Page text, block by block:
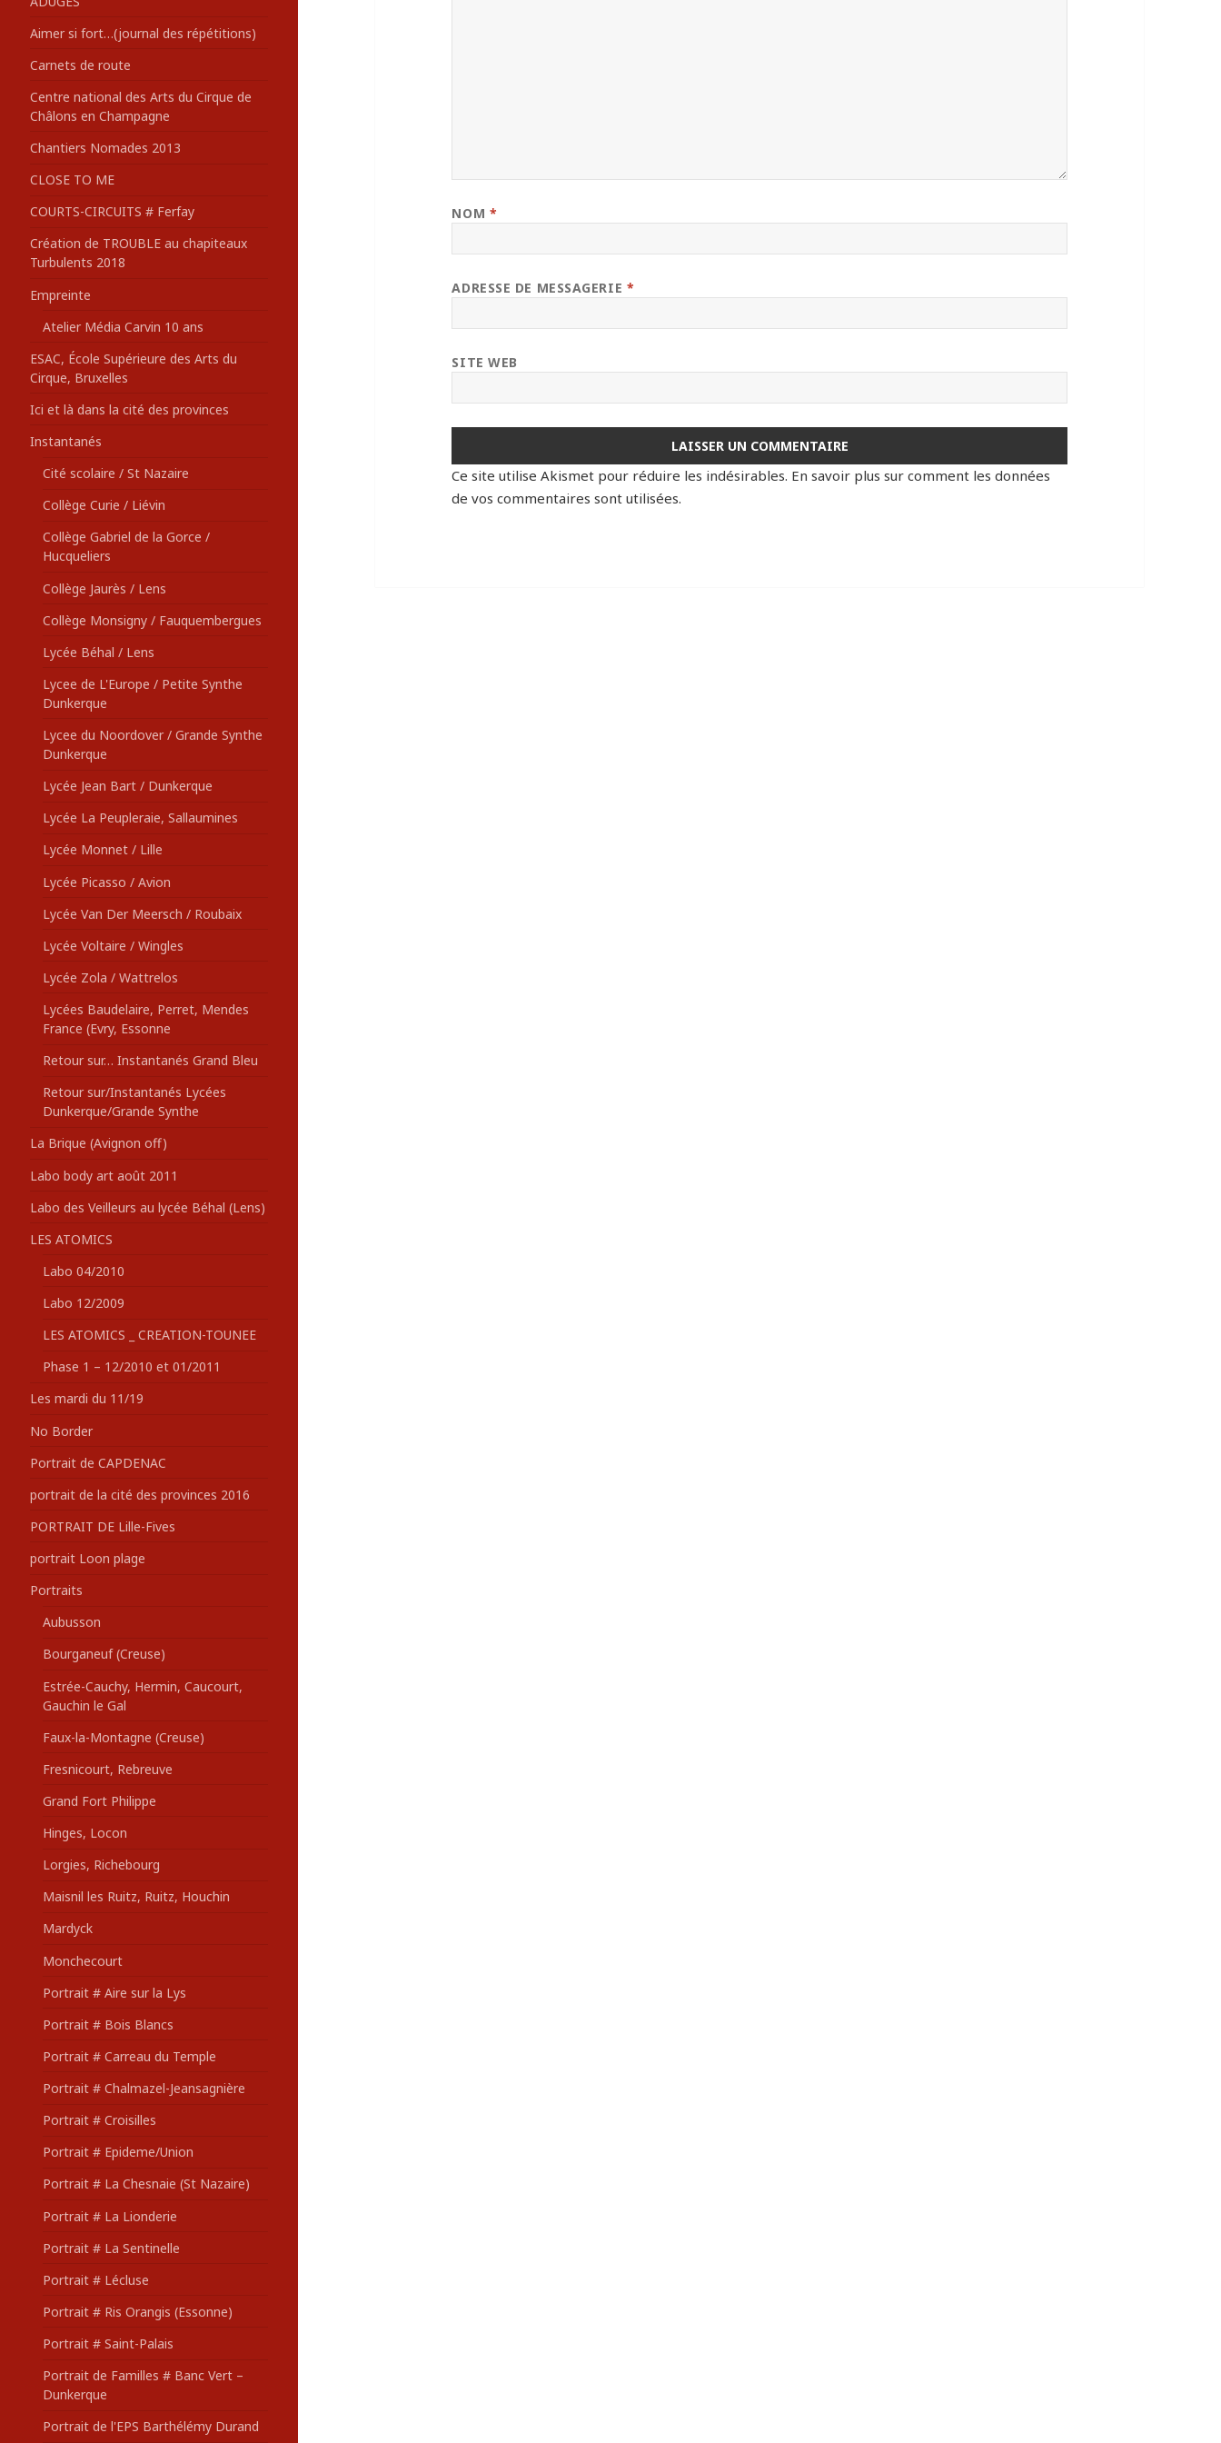
:Aimer si fort…(journal des répétitions)
Carnets de route
Centre national des Arts du Cirque de
Châlons en Champagne
Chantiers Nomades 2013
CLOSE TO ME
COURTS-CIRCUITS # Ferfay
Création de TROUBLE au chapiteaux
Turbulents 2018
Empreinte
Atelier Média Carvin 10 ans
ESAC, École Supérieure des Arts du
Cirque, Bruxelles
Ici et là dans la cité des provinces
Instantanés
Cité scolaire / St Nazaire
Collège Curie / Liévin
Collège Gabriel de la Gorce /
Hucqueliers
Collège Jaurès / Lens
Collège Monsigny / Fauquembergues
Lycée Béhal / Lens
Lycee de L'Europe / Petite Synthe
Dunkerque
Lycee du Noordover / Grande Synthe
Dunkerque
Lycée Jean Bart / Dunkerque
Lycée La Peupleraie, Sallaumines
Lycée Monnet / Lille
Lycée Picasso / Avion
Lycée Van Der Meersch / Roubaix
Lycée Voltaire / Wingles
Lycée Zola / Wattrelos
Lycées Baudelaire, Perret, Mendes
France (Evry, Essonne
Retour sur… Instantanés Grand Bleu
Retour sur/Instantanés Lycées
Dunkerque/Grande Synthe
La Brique (Avignon off)
Labo body art août 2011
Labo des Veilleurs au lycée Béhal (Lens)
LES ATOMICS
Labo 04/2010
Labo 12/2009
LES ATOMICS _ CREATION-TOUNEE
Phase 1 – 12/2010 et 01/2011
Les mardi du 11/19
No Border
Portrait de CAPDENAC
portrait de la cité des provinces 2016
PORTRAIT DE Lille-Fives
portrait Loon plage
Portraits
Aubusson
Bourganeuf (Creuse)
Estrée-Cauchy, Hermin, Caucourt,
Gauchin le Gal
Faux-la-Montagne (Creuse)
Fresnicourt, Rebreuve
Grand Fort Philippe
Hinges, Locon
Lorgies, Richebourg
Maisnil les Ruitz, Ruitz, Houchin
Mardyck
Monchecourt
Portrait # Aire sur la Lys
Portrait # Bois Blancs
Portrait # Carreau du Temple
Portrait # Chalmazel-Jeansagnière
Portrait # Croisilles
Portrait # Epideme/Union
Portrait # La Chesnaie (St Nazaire)
Portrait # La Lionderie
Portrait # La Sentinelle
Portrait # Lécluse
Portrait # Ris Orangis (Essonne)
Portrait # Saint-Palais
Portrait de Familles # Banc Vert –
Dunkerque
Portrait de l'EPS Barthélémy Durand
NOM *
ADRESSE DE MESSAGERIE *
SITE WEB
Ce site utilise Akismet pour réduire les indésirables. En savoir plus sur comment les données
de vos commentaires sont utilisées.